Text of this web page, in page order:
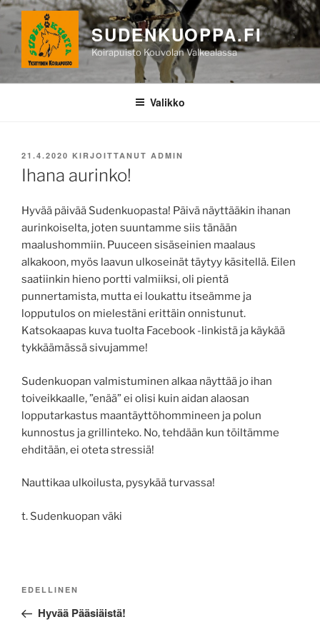
Siirry
sisältöön
SUDENKUOPPA.FI
Koirapuisto Kouvolan Valkealassa
Valikko
JULKAISTU
21.4.2020 KIRJOITTANUT ADMIN
Ihana aurinko!
Hyvää päivää Sudenkuopasta! Päivä näyttääkin ihanan
aurinkoiselta, joten suuntamme siis tänään
maalushommiin. Puuceen sisäseinien maalaus
alkakoon, myös laavun ulkoseinät täytyy käsitellä. Eilen
saatiinkin hieno portti valmiiksi, oli pientä
punnertamista, mutta ei loukattu itseämme ja
lopputulos on mielestäni erittäin onnistunut.
Katsokaapas kuva tuolta Facebook -linkistä ja käykää
tykkäämässä sivujamme!
Sudenkuopan valmistuminen alkaa näyttää jo ihan
toiveikkaalle, ”enää” ei olisi kuin aidan alaosan
lopputarkastus maantäyttöhommineen ja polun
kunnostus ja grillinteko. No, tehdään kun töiltämme
ehditään, ei oteta stressiä!
Nauttikaa ulkoilusta, pysykää turvassa!
t. Sudenkuopan väki
Edellinen
artikkeli
EDELLINEN
Hyvää Pääsiäistä!